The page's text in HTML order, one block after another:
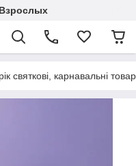
святкові, карнавальні